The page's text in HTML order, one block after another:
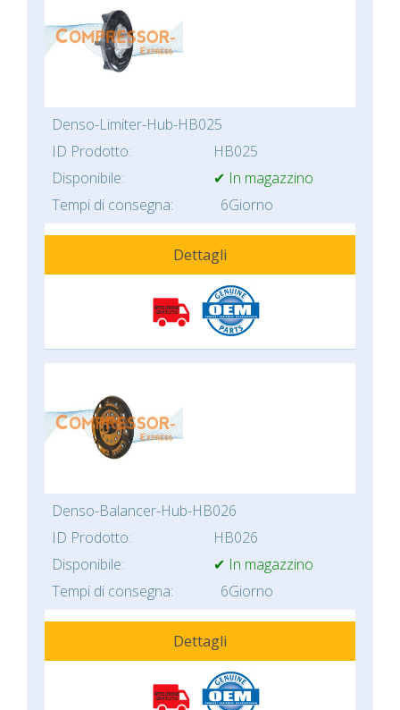
Denso-Limiter-Hub-HB025
ID Prodotto:
HB025
Disponibile:
✔ In magazzino
Tempi di consegna:
6Giorno
Dettagli
Denso-Balancer-Hub-HB026
ID Prodotto:
HB026
Disponibile:
✔ In magazzino
Tempi di consegna:
6Giorno
Dettagli